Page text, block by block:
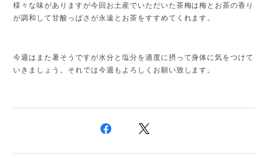
様々な味がありますが今回お土産でいただいた茶梅は梅とお茶の香り
が調和して甘酸っぱさが永遠とお茶をすすめてくれます。
今週はまた暑そうですが水分と塩分を適度に摂って身体に気をつけて
いきましょう。それでは今週もよろしくお願い致します。